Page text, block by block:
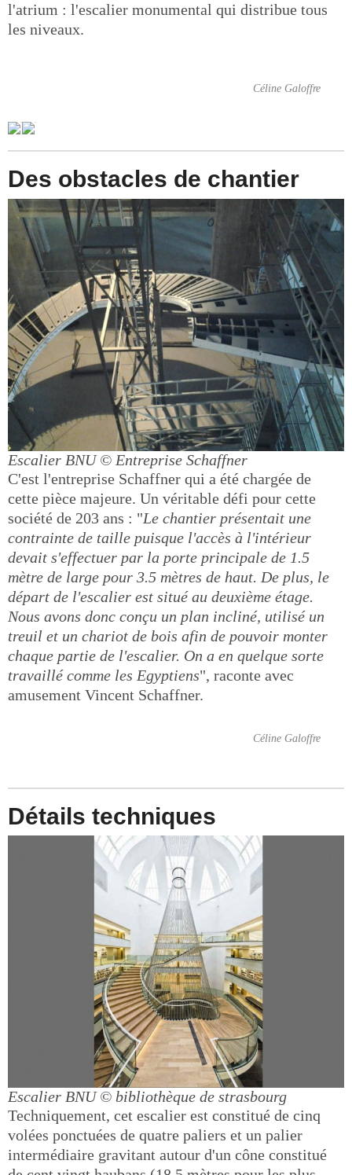
l'atrium : l'escalier monumental qui distribue tous
les niveaux.
Céline Galoffre
Des obstacles de chantier
Escalier BNU © Entreprise Schaffner
C'est l'entreprise Schaffner qui a été chargée de
cette pièce majeure. Un véritable défi pour cette
société de 203 ans : "Le chantier présentait une
contrainte de taille puisque l'accès à l'intérieur
devait s'effectuer par la porte principale de 1.5
mètre de large pour 3.5 mètres de haut. De plus, le
départ de l'escalier est situé au deuxième étage.
Nous avons donc conçu un plan incliné, utilisé un
treuil et un chariot de bois afin de pouvoir monter
chaque partie de l'escalier. On a en quelque sorte
travaillé comme les Egyptiens", raconte avec
amusement Vincent Schaffner.
Céline Galoffre
Détails techniques
Escalier BNU © bibliothèque de strasbourg
Techniquement, cet escalier est constitué de cinq
volées ponctuées de quatre paliers et un palier
intermédiaire gravitant autour d'un cône constitué